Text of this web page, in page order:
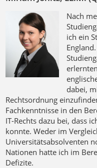
Nach
ich ein
dabei,
Rechtsordnung
Fachkenntnisse in den
IT-Rechts dazu bei, dass
konnte. Weder im
Universitätsabsolventen
Nationen hatte ich im
Defizite.